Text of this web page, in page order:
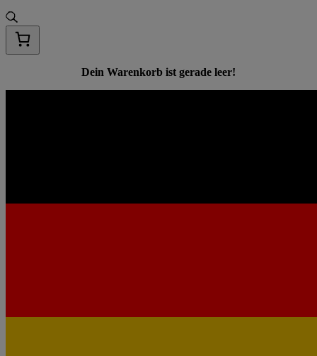
Dein Warenkorb ist gerade leer!